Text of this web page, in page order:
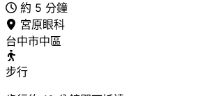
約 5 分鐘
宮原眼科
台中市中區
步行